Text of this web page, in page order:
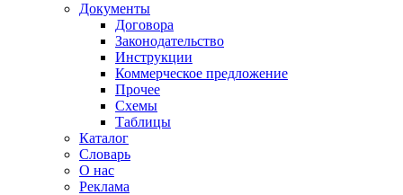
Документы
Договора
Законодательство
Инструкции
Коммерческое предложение
Прочее
Схемы
Таблицы
Каталог
Словарь
О нас
Реклама